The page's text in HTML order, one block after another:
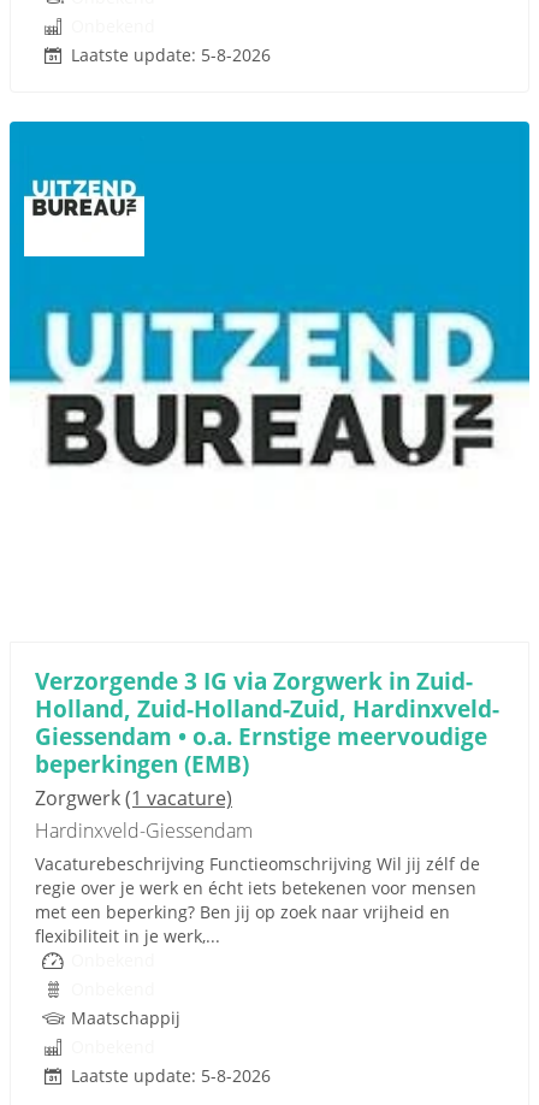
Laatste update: 5-8-2026
Verzorgende 3 IG via Zorgwerk in Zuid-
Holland, Zuid-Holland-Zuid, Hardinxveld-
Giessendam • o.a. Ernstige meervoudige
beperkingen (EMB)
Zorgwerk(1 vacature)
Hardinxveld-Giessendam
Vacaturebeschrijving Functieomschrijving Wil jij zélf de
regie over je werk en écht iets betekenen voor mensen
met een beperking? Ben jij op zoek naar vrijheid en
flexibiliteit in je werk,...
Maatschappij
Laatste update: 5-8-2026